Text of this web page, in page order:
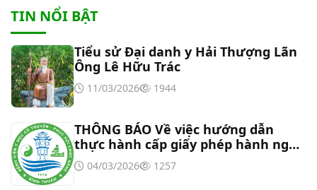
Thư mời báo giá về việc cung cấp “Dịch vụ tháo
dỡ, di dời và lắp đặt máy X-Quang thường quy và
kỹ thuật số”
Thư mời báo giá về Màn hình led phòng họp
Thư mời báo giá về việc vệ sinh máy lạnh các
khoa/phòng trong bệnh viện
Thư mời báo giá về việc khảo sát hiện trạng và
báo giá thi công mái che từ Khoa Dược đến Bếp
TIN NỔI BẬT
Tiểu sử Đại danh y Hải Thượng Lãn
Ông Lê Hữu Trác
11/03/2026 1944
THÔNG BÁO Về việc hướng dẫn
thực hành cấp giấy phép hành nghề
đối với chức danh Bác sĩ YHCT, Y sĩ
YHCT
04/03/2026 1257